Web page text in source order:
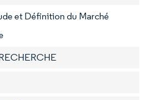
et Définition du Marché